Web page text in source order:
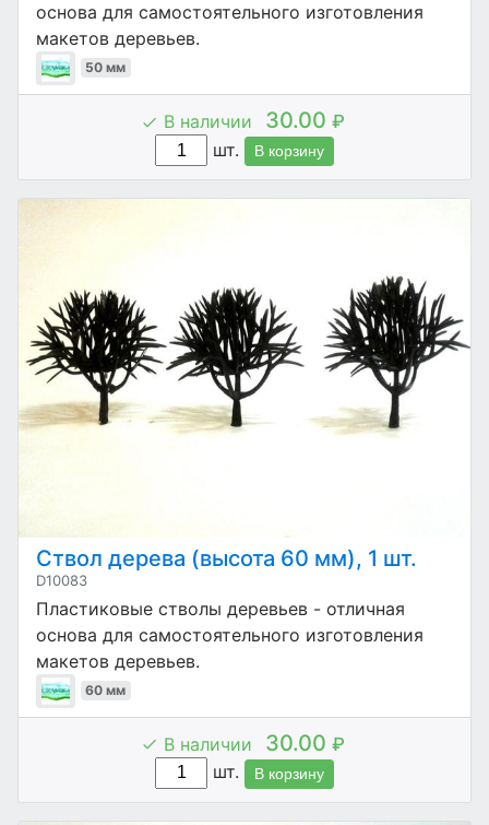
основа для самостоятельного изготовления
макетов деревьев.
50 мм
В наличии 30.00 ₽
шт.
В корзину
Ствол дерева (высота 60 мм), 1 шт.
D10083
Пластиковые стволы деревьев - отличная
основа для самостоятельного изготовления
макетов деревьев.
60 мм
В наличии 30.00 ₽
шт.
В корзину